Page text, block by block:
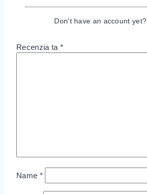
Recenzia ta *
Name *
Don't have an account yet?